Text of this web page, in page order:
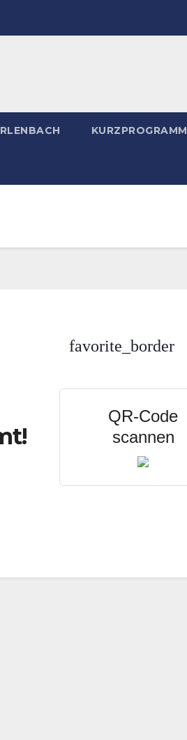
KURZPROGRAMM
favorite_border
QR-Code
scannen